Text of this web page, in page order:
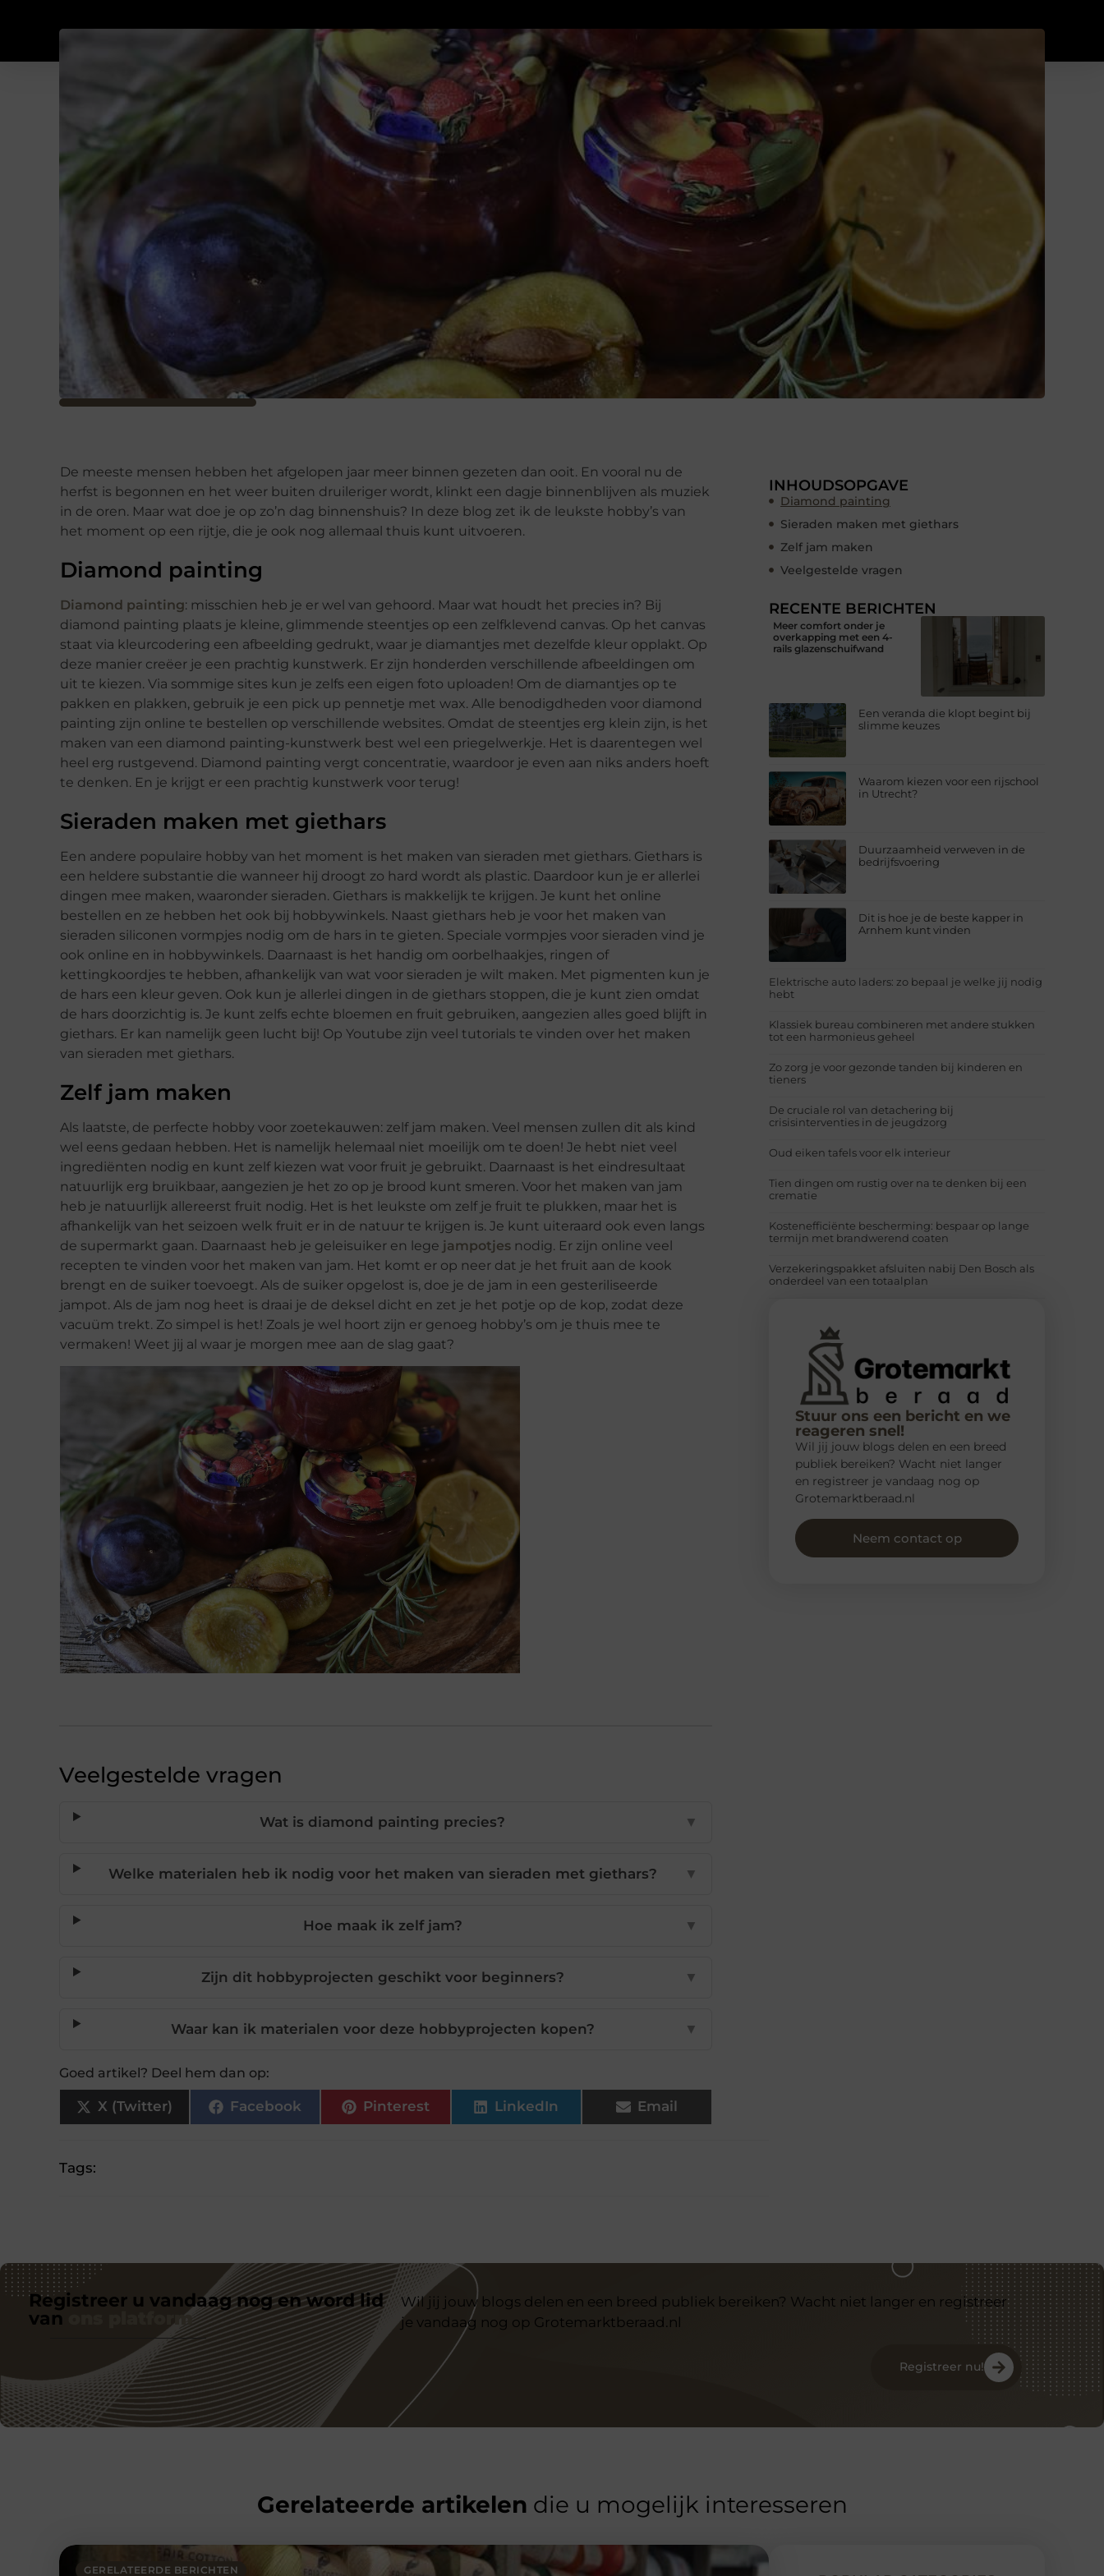
De meeste mensen hebben het afgelopen jaar meer binnen gezeten dan ooit. En vooral nu de
herfst is begonnen en het weer buiten druileriger wordt, klinkt een dagje binnenblijven als muziek
in de oren. Maar wat doe je op zo’n dag binnenshuis? In deze blog zet ik de leukste hobby’s van
het moment op een rijtje, die je ook nog allemaal thuis kunt uitvoeren.
Diamond painting
Diamond painting: misschien heb je er wel van gehoord. Maar wat houdt het precies in? Bij
diamond painting plaats je kleine, glimmende steentjes op een zelfklevend canvas. Op het canvas
staat via kleurcodering een afbeelding gedrukt, waar je diamantjes met dezelfde kleur opplakt. Op
deze manier creëer je een prachtig kunstwerk. Er zijn honderden verschillende afbeeldingen om
uit te kiezen. Via sommige sites kun je zelfs een eigen foto uploaden! Om de diamantjes op te
pakken en plakken, gebruik je een pick up pennetje met wax. Alle benodigdheden voor diamond
painting zijn online te bestellen op verschillende websites. Omdat de steentjes erg klein zijn, is het
maken van een diamond painting-kunstwerk best wel een priegelwerkje. Het is daarentegen wel
heel erg rustgevend. Diamond painting vergt concentratie, waardoor je even aan niks anders hoeft
te denken. En je krijgt er een prachtig kunstwerk voor terug!
Sieraden maken met giethars
Een andere populaire hobby van het moment is het maken van sieraden met giethars. Giethars is
een heldere substantie die wanneer hij droogt zo hard wordt als plastic. Daardoor kun je er allerlei
dingen mee maken, waaronder sieraden. Giethars is makkelijk te krijgen. Je kunt het online
bestellen en ze hebben het ook bij hobbywinkels. Naast giethars heb je voor het maken van
sieraden siliconen vormpjes nodig om de hars in te gieten. Speciale vormpjes voor sieraden vind je
ook online en in hobbywinkels. Daarnaast is het handig om oorbelhaakjes, ringen of
kettingkoordjes te hebben, afhankelijk van wat voor sieraden je wilt maken. Met pigmenten kun je
de hars een kleur geven. Ook kun je allerlei dingen in de giethars stoppen, die je kunt zien omdat
de hars doorzichtig is. Je kunt zelfs echte bloemen en fruit gebruiken, aangezien alles goed blijft in
giethars. Er kan namelijk geen lucht bij! Op Youtube zijn veel tutorials te vinden over het maken
van sieraden met giethars.
Zelf jam maken
Als laatste, de perfecte hobby voor zoetekauwen: zelf jam maken. Veel mensen zullen dit als kind
wel eens gedaan hebben. Het is namelijk helemaal niet moeilijk om te doen! Je hebt niet veel
ingrediënten nodig en kunt zelf kiezen wat voor fruit je gebruikt. Daarnaast is het eindresultaat
natuurlijk erg bruikbaar, aangezien je het zo op je brood kunt smeren. Voor het maken van jam
heb je natuurlijk allereerst fruit nodig. Het is het leukste om zelf je fruit te plukken, maar het is
afhankelijk van het seizoen welk fruit er in de natuur te krijgen is. Je kunt uiteraard ook even langs
de supermarkt gaan. Daarnaast heb je geleisuiker en lege jampotjes nodig. Er zijn online veel
recepten te vinden voor het maken van jam. Het komt er op neer dat je het fruit aan de kook
brengt en de suiker toevoegt. Als de suiker opgelost is, doe je de jam in een gesteriliseerde
jampot. Als de jam nog heet is draai je de deksel dicht en zet je het potje op de kop, zodat deze
vacuüm trekt. Zo simpel is het! Zoals je wel hoort zijn er genoeg hobby’s om je thuis mee te
vermaken! Weet jij al waar je morgen mee aan de slag gaat?
Veelgestelde vragen
Wat is diamond painting precies? ▼
Welke materialen heb ik nodig voor het maken van sieraden met giethars? ▼
Hoe maak ik zelf jam? ▼
Zijn dit hobbyprojecten geschikt voor beginners? ▼
Waar kan ik materialen voor deze hobbyprojecten kopen? ▼
Goed artikel? Deel hem dan op:
X (Twitter) Facebook Pinterest LinkedIn Email
Tags:
INHOUDSOPGAVE
Diamond painting
Sieraden maken met giethars
Zelf jam maken
Veelgestelde vragen
RECENTE BERICHTEN
Meer comfort onder je
overkapping met een 4-
rails glazenschuifwand
Een veranda die klopt begint bij
slimme keuzes
Waarom kiezen voor een rijschool
in Utrecht?
Duurzaamheid verweven in de
bedrijfsvoering
Dit is hoe je de beste kapper in
Arnhem kunt vinden
Elektrische auto laders: zo bepaal je welke jij nodig
hebt
Klassiek bureau combineren met andere stukken
tot een harmonieus geheel
Zo zorg je voor gezonde tanden bij kinderen en
tieners
De cruciale rol van detachering bij
crisisinterventies in de jeugdzorg
Oud eiken tafels voor elk interieur
Tien dingen om rustig over na te denken bij een
crematie
Kostenefficiënte bescherming: bespaar op lange
termijn met brandwerend coaten
Verzekeringspakket afsluiten nabij Den Bosch als
onderdeel van een totaalplan
Stuur ons een bericht en we
reageren snel!
Wil jij jouw blogs delen en een breed
publiek bereiken? Wacht niet langer
en registreer je vandaag nog op
Grotemarktberaad.nl
Neem contact op
Registreer u vandaag nog en word lid
van
ons platform
Wil jij jouw blogs delen en een breed publiek bereiken? Wacht niet langer en registreer
je vandaag nog op Grotemarktberaad.nl
Registreer nu!
Gerelateerde artikelen die u mogelijk interesseren
GERELATEERDE BERICHTEN